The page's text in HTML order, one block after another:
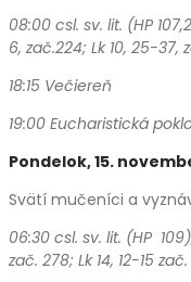
08:00 csl. sv. lit. (HP
6, zač.224; Lk 10, 25-37,
18:15 Večiereň
19:00 Eucharistická
Pondelok, 15.
Svätí mučeníci a
06:30 csl. sv. lit. (HP
zač. 278; Lk 14, 12-15